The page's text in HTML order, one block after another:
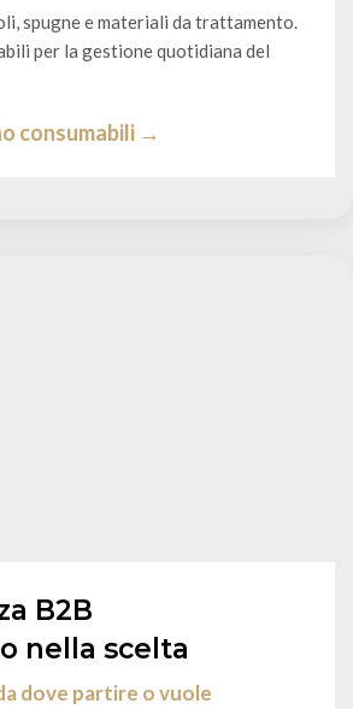
spugne e materiali da trattamento.
per la gestione quotidiana del
consumabili →
B2B
nella scelta
dove partire o vuole